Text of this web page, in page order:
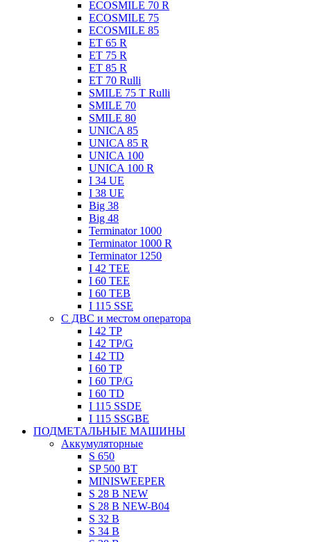
ECOSMILE 70 R
ECOSMILE 75
ECOSMILE 85
ET 65 R
ET 75 R
ET 85 R
ET 70 Rulli
SMILE 75 T Rulli
SMILE 70
SMILE 80
UNICA 85
UNICA 85 R
UNICA 100
UNICA 100 R
I 34 UE
I 38 UE
Big 38
Big 48
Terminator 1000
Terminator 1000 R
Terminator 1250
I 42 TEE
I 60 TEE
I 60 TEB
I 115 SSE
C ДВC и местом оператора
I 42 TP
I 42 TP/G
I 42 TD
I 60 TP
I 60 TP/G
I 60 TD
I 115 SSDE
I 115 SSGBE
ПОДМЕТАЛЬНЫЕ МАШИНЫ
Aккумуляторные
S 650
SP 500 BT
MINISWEEPER
S 28 B NEW
S 28 B NEW-B04
S 32 B
S 34 B